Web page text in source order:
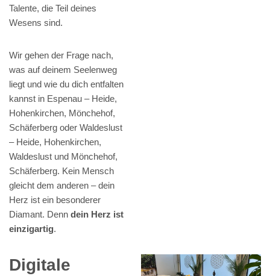
Talente, die Teil deines
Wesens sind.
Wir gehen der Frage nach,
was auf deinem Seelenweg
liegt und wie du dich entfalten
kannst in Espenau – Heide,
Hohenkirchen, Mönchehof,
Schäferberg oder Waldeslust
– Heide, Hohenkirchen,
Waldeslust und Mönchehof,
Schäferberg. Kein Mensch
gleicht dem anderen – dein
Herz ist ein besonderer
Diamant. Denn dein Herz ist
einzigartig.
Digitale